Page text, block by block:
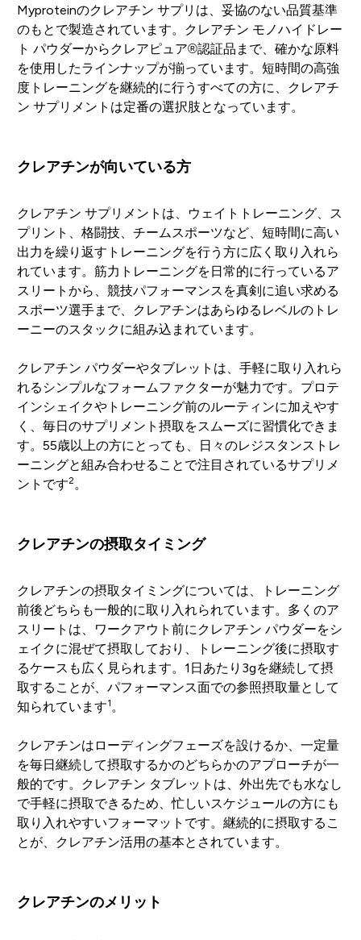
Myproteinのクレアチン サプリは、妥協のない品質基準
のもとで製造されています。クレアチン モノハイドレー
ト パウダーからクレアピュア®認証品まで、確かな原料
を使用したラインナップが揃っています。短時間の高強
度トレーニングを継続的に行うすべての方に、クレアチ
ン サプリメントは定番の選択肢となっています。
クレアチンが向いている方
クレアチン サプリメントは、ウェイトトレーニング、ス
プリント、格闘技、チームスポーツなど、短時間に高い
出力を繰り返すトレーニングを行う方に広く取り入れら
れています。筋力トレーニングを日常的に行っているア
スリートから、競技パフォーマンスを真剣に追い求める
スポーツ選手まで、クレアチンはあらゆるレベルのトレ
ーニーのスタックに組み込まれています。
クレアチン パウダーやタブレットは、手軽に取り入れら
れるシンプルなフォームファクターが魅力です。プロテ
インシェイクやトレーニング前のルーティンに加えやす
く、毎日のサプリメント摂取をスムーズに習慣化できま
す。55歳以上の方にとっても、日々のレジスタンストレ
ーニングと組み合わせることで注目されているサプリメ
ントです2。
クレアチンの摂取タイミング
クレアチンの摂取タイミングについては、トレーニング
前後どちらも一般的に取り入れられています。多くのア
スリートは、ワークアウト前にクレアチン パウダーをシ
ェイクに混ぜて摂取しており、トレーニング後に摂取す
るケースも広く見られます。1日あたり3gを継続して摂
取することが、パフォーマンス面での参照摂取量として
知られています1 。
クレアチンはローディングフェーズを設けるか、一定量
を毎日継続して摂取するかのどちらかのアプローチが一
般的です。クレアチン タブレットは、外出先でも水なし
で手軽に摂取できるため、忙しいスケジュールの方にも
取り入れやすいフォーマットです。継続的に摂取するこ
とが、クレアチン活用の基本とされています。
クレアチンのメリット